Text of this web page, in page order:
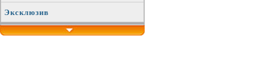
Эксклюзив